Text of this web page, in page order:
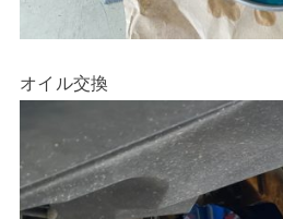
オイル交換